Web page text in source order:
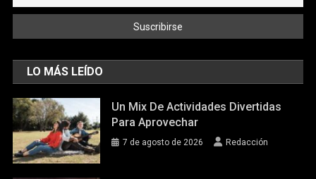
LO MÁS LEÍDO
Un Mix De Actividades Divertidas
Para Aprovechar
7 de agosto de 2026 Redacción